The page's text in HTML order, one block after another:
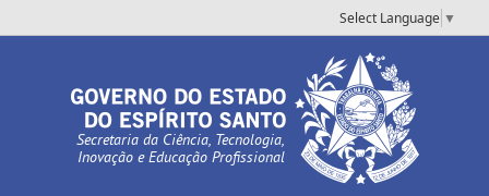
Select Language ▼
Secretaria da Ciência, Tecnologia,
Inovação e Educação Profissional